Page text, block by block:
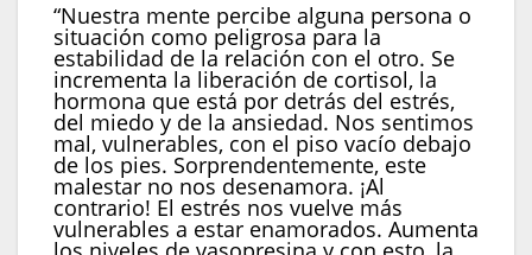
“Nuestra mente percibe alguna persona o
situación como peligrosa para la
estabilidad de la relación con el otro. Se
incrementa la liberación de cortisol, la
hormona que está por detrás del estrés,
del miedo y de la ansiedad. Nos sentimos
mal, vulnerables, con el piso vacío debajo
de los pies. Sorprendentemente, este
malestar no nos desenamora. ¡Al
contrario! El estrés nos vuelve más
vulnerables a estar enamorados. Aumenta